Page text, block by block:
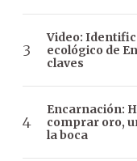
Video:
ecológico de
claves
Encarnación:
comprar oro,
la boca